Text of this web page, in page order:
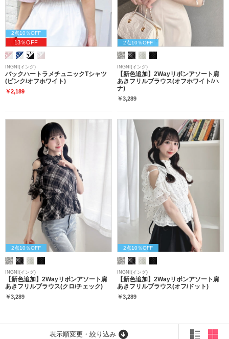
2点10％OFF
13％OFF
INGNI(イング)
バックハートラメチュニックTシャツ
(ピンク/オフホワイト)
￥2,189
2点10％OFF
INGNI(イング)
【新色追加】2Wayリボンアソート肩
あきフリルブラウス(オフホワイト/ハ
ナ)
￥3,289
2点10％OFF
INGNI(イング)
【新色追加】2Wayリボンアソート肩
あきフリルブラウス(クロ/チェック)
￥3,289
2点10％OFF
INGNI(イング)
【新色追加】2Wayリボンアソート肩
あきフリルブラウス(オフ/ドット)
￥3,289
表示順変更・絞り込み